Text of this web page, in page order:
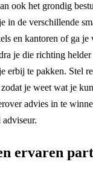
ook het grondig
in de verschillende
en kantoren of ga je
je die richting
erbij te pakken. Stel
je weet wat je
advies in te
ervaren